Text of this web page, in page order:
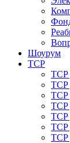
Шоурум
ТСР
ТСР
ТСР
ТСР
ТСР
ТСР
ТСР
ТСР